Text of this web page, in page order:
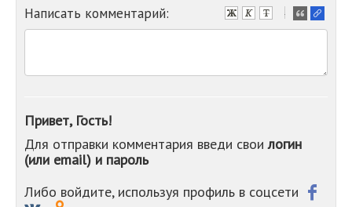
Написать комментарий:
-
-
-
-
Привет, Гость!
Для отправки комментария введи своилогин
(или email) и пароль
Либо войдите, используя профиль в соцсети